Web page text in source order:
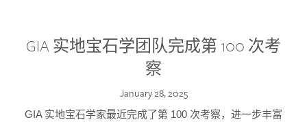
GIA 实地宝石学团队完成第 100 次考
察
January 28, 2025
GIA 实地宝石学家最近完成了第 100 次考察，进一步丰富